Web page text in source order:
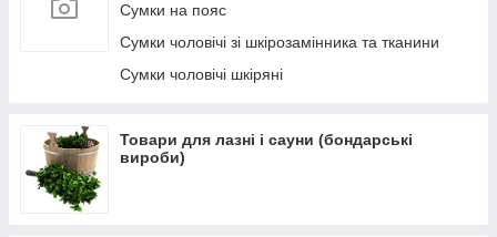
Сумки на пояс
Сумки чоловічі зі шкірозамінника та тканини
Сумки чоловічі шкіряні
Товари для лазні і сауни (бондарські
вироби)